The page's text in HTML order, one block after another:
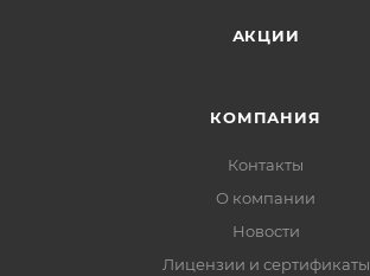
АКЦИИ
КОМПАНИЯ
Контакты
О компании
Новости
Лицензии и сертификаты